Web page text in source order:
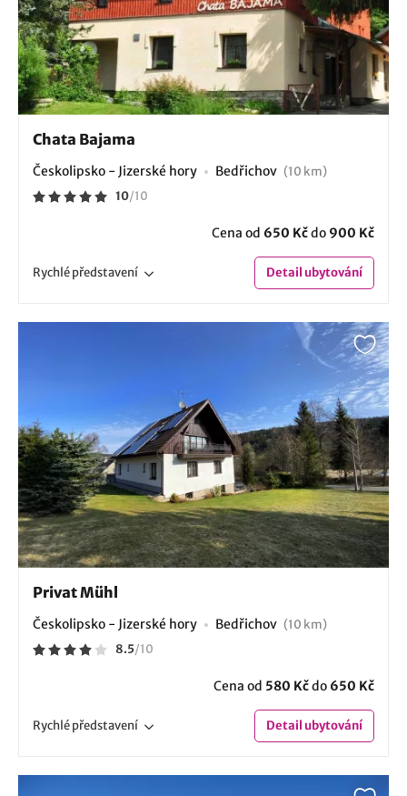
Chata Bajama
Českolipsko - Jizerské hory Bedřichov (10 km)
10/10
Cena od 650 Kčdo 900 Kč
Rychlépředstavení Detailubytování
Privat Mühl
Českolipsko - Jizerské hory Bedřichov (10 km)
8.5/10
Cena od 580 Kčdo 650 Kč
Rychlépředstavení Detailubytování